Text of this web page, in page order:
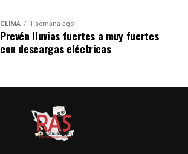
CLIMA 1 semana ago
Prevén lluvias fuertes a muy fuertes
con descargas eléctricas